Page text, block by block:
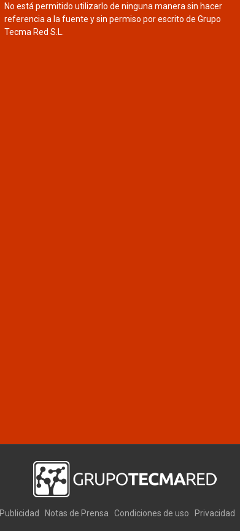
No está permitido utilizarlo de ninguna manera sin hacer
referencia a la fuente y sin permiso por escrito de Grupo
Tecma Red S.L.
Publicidad Notas de Prensa Condiciones de uso Privacidad